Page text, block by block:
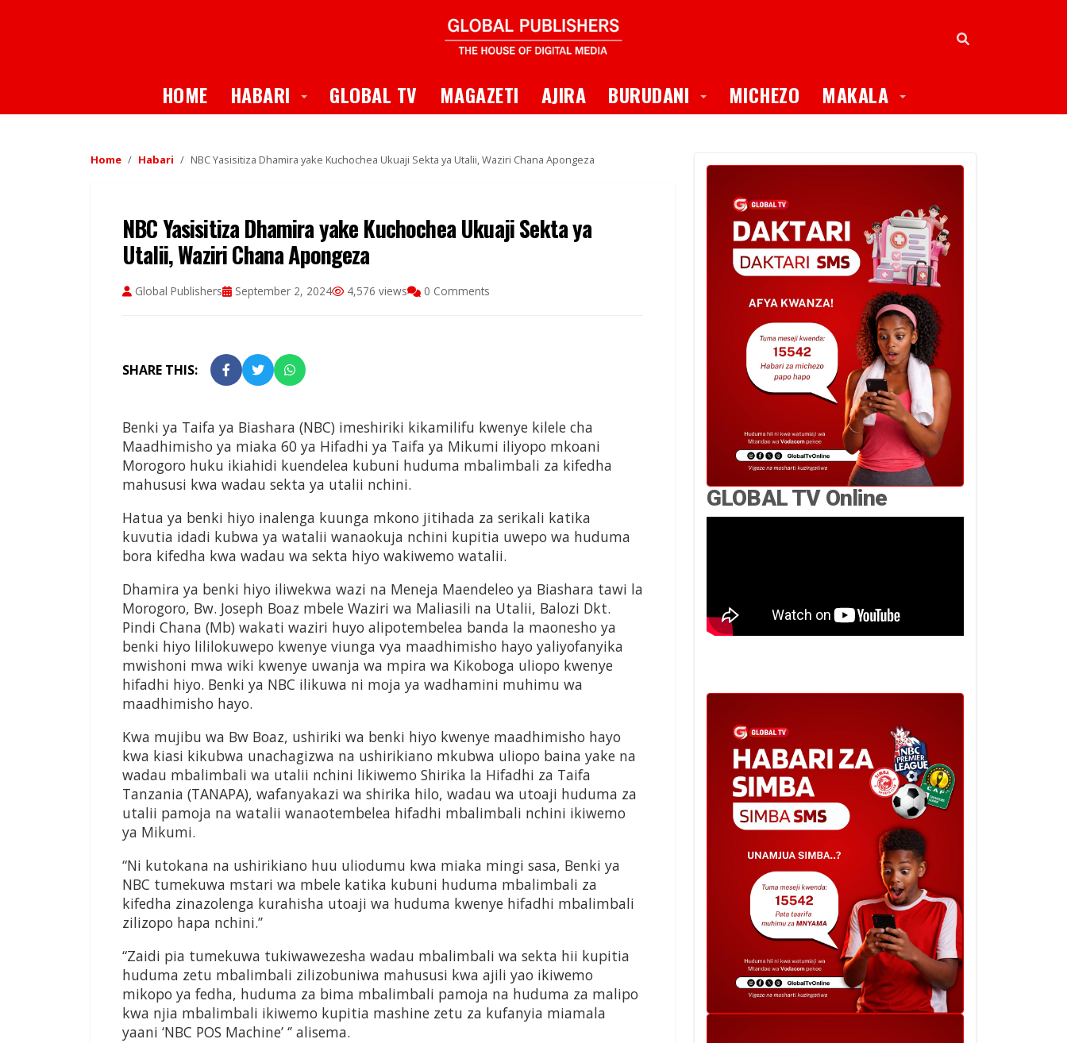
HOME HABARI Toggle Dropdown
GLOBAL TV MAGAZETI AJIRA BURUDANI Toggle Dropdown
MICHEZO MAKALA Toggle Dropdown
Home Habari NBC Yasisitiza Dhamira yake Kuchochea Ukuaji Sekta ya Utalii, Waziri Chana Apongeza
NBC Yasisitiza Dhamira yake Kuchochea Ukuaji Sekta ya
Utalii, Waziri Chana Apongeza
Global Publishers September 2, 2024 4,576 views 0 Comments
SHARE THIS:
Benki ya Taifa ya Biashara (NBC) imeshiriki kikamilifu kwenye kilele cha
Maadhimisho ya miaka 60 ya Hifadhi ya Taifa ya Mikumi iliyopo mkoani
Morogoro huku ikiahidi kuendelea kubuni huduma mbalimbali za kifedha
mahususi kwa wadau sekta ya utalii nchini.
Hatua ya benki hiyo inalenga kuunga mkono jitihada za serikali katika
kuvutia idadi kubwa ya watalii wanaokuja nchini kupitia uwepo wa huduma
bora kifedha kwa wadau wa sekta hiyo wakiwemo watalii.
Dhamira ya benki hiyo iliwekwa wazi na Meneja Maendeleo ya Biashara tawi la
Morogoro, Bw. Joseph Boaz mbele Waziri wa Maliasili na Utalii, Balozi Dkt.
Pindi Chana (Mb) wakati waziri huyo alipotembelea banda la maonesho ya
benki hiyo lililokuwepo kwenye viunga vya maadhimisho hayo yaliyofanyika
mwishoni mwa wiki kwenye uwanja wa mpira wa Kikoboga uliopo kwenye
hifadhi hiyo. Benki ya NBC ilikuwa ni moja ya wadhamini muhimu wa
maadhimisho hayo.
Kwa mujibu wa Bw Boaz, ushiriki wa benki hiyo kwenye maadhimisho hayo
kwa kiasi kikubwa unachagizwa na ushirikiano mkubwa uliopo baina yake na
wadau mbalimbali wa utalii nchini likiwemo Shirika la Hifadhi za Taifa
Tanzania (TANAPA), wafanyakazi wa shirika hilo, wadau wa utoaji huduma za
utalii pamoja na watalii wanaotembelea hifadhi mbalimbali nchini ikiwemo
ya Mikumi.
“Ni kutokana na ushirikiano huu uliodumu kwa miaka mingi sasa, Benki ya
NBC tumekuwa mstari wa mbele katika kubuni huduma mbalimbali za
kifedha zinazolenga kurahisha utoaji wa huduma kwenye hifadhi mbalimbali
zilizopo hapa nchini.’’
“Zaidi pia tumekuwa tukiwawezesha wadau mbalimbali wa sekta hii kupitia
huduma zetu mbalimbali zilizobuniwa mahususi kwa ajili yao ikiwemo
mikopo ya fedha, huduma za bima mbalimbali pamoja na huduma za malipo
kwa njia mbalimbali ikiwemo kupitia mashine zetu za kufanyia miamala
yaani ‘NBC POS Machine’ ‘’ alisema.
GLOBAL TV Online